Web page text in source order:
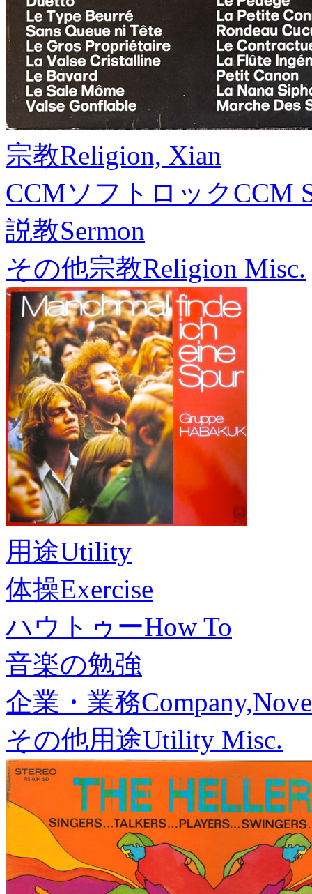
宗教Religion, Xian
CCMソフトロックCCM
説教Sermon
その他宗教Religion Misc.
用途Utility
体操Exercise
ハウトゥーHow To
音楽の勉強
企業・業務
その他用途Utility Misc.